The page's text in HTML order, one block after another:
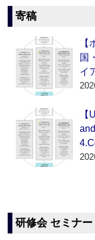
寄稿
国
イ
研修会 セミナ